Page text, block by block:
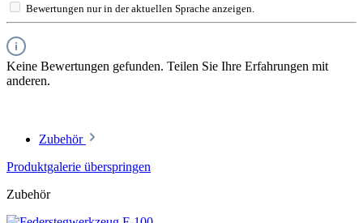
Bewertungen nur in der aktuellen Sprache anzeigen.
Keine Bewertungen gefunden. Teilen Sie Ihre Erfahrungen mit
anderen.
Zubehör
Produktgalerie überspringen
Zubehör